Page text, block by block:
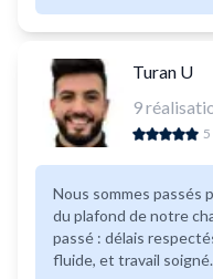
Turan U
9
5
Nous sommes passés
du plafond de notre chambre. Tout
passé : délais
fluide, et travail soigné. Nous sommes plus que